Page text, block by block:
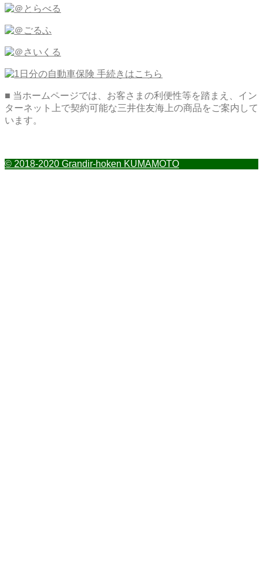
■ 当ホームページでは、お客さまの利便性等を踏まえ、イン
ターネット上で契約可能な三井住友海上の商品をご案内して
います。
© 2018-2020 Grandir-hoken KUMAMOTO